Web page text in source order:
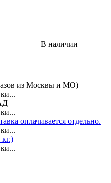
В наличии
из Москвы и МО)
оплачивается отдельно.